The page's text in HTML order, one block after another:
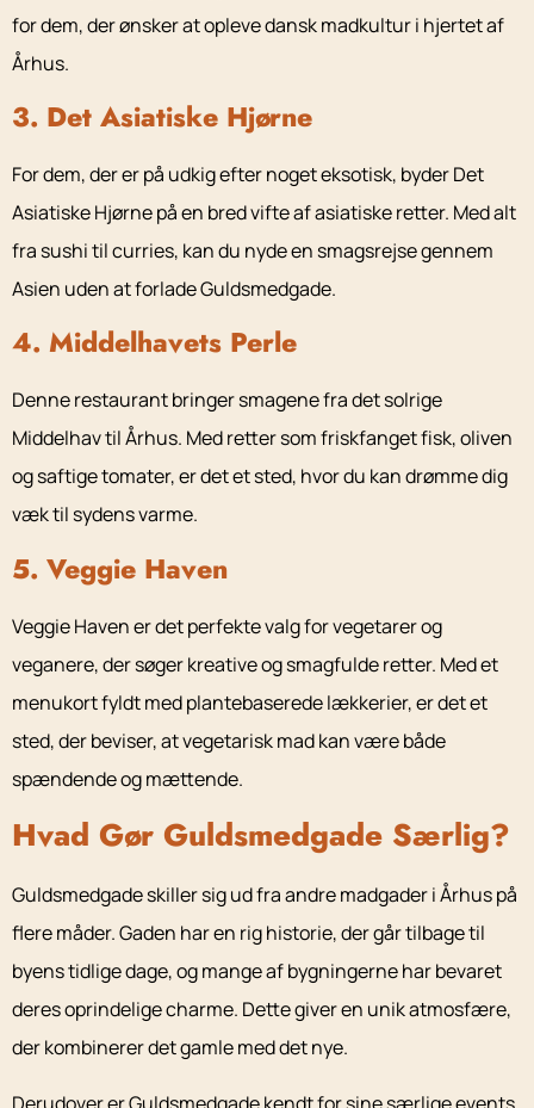
for dem, der ønsker at opleve dansk madkultur i hjertet af
Århus.
3. Det Asiatiske Hjørne
For dem, der er på udkig efter noget eksotisk, byder Det
Asiatiske Hjørne på en bred vifte af asiatiske retter. Med alt
fra sushi til curries, kan du nyde en smagsrejse gennem
Asien uden at forlade Guldsmedgade.
4. Middelhavets Perle
Denne restaurant bringer smagene fra det solrige
Middelhav til Århus. Med retter som friskfanget fisk, oliven
og saftige tomater, er det et sted, hvor du kan drømme dig
væk til sydens varme.
5. Veggie Haven
Veggie Haven er det perfekte valg for vegetarer og
veganere, der søger kreative og smagfulde retter. Med et
menukort fyldt med plantebaserede lækkerier, er det et
sted, der beviser, at vegetarisk mad kan være både
spændende og mættende.
Hvad Gør Guldsmedgade Særlig?
Guldsmedgade skiller sig ud fra andre madgader i Århus på
flere måder. Gaden har en rig historie, der går tilbage til
byens tidlige dage, og mange af bygningerne har bevaret
deres oprindelige charme. Dette giver en unik atmosfære,
der kombinerer det gamle med det nye.